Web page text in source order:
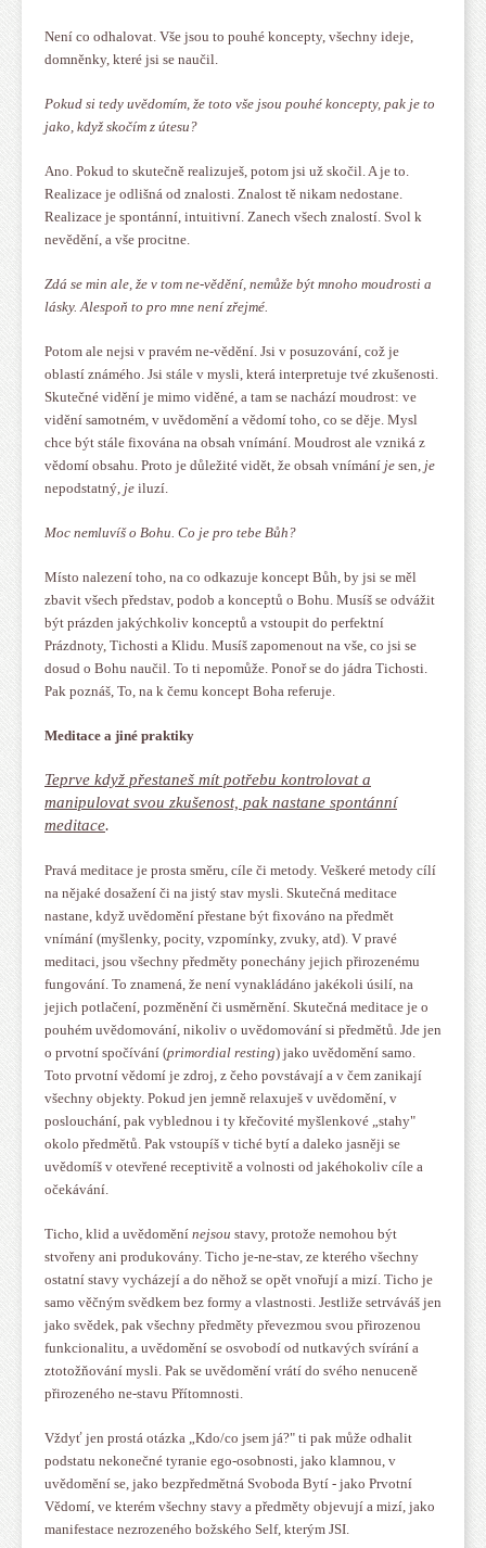
Není co odhalovat. Vše jsou to pouhé koncepty, všechny ideje,
domněnky, které jsi se naučil.
Pokud si tedy uvědomím, že toto vše jsou pouhé koncepty, pak je to
jako, když skočím z útesu?
Ano. Pokud to skutečně realizuješ, potom jsi už skočil. A je to.
Realizace je odlišná od znalosti. Znalost tě nikam nedostane.
Realizace je spontánní, intuitivní. Zanech všech znalostí. Svol k
nevědění, a vše procitne.
Zdá se min ale, že v tom ne-vědění, nemůže být mnoho moudrosti a
lásky. Alespoň to pro mne není zřejmé.
Potom ale nejsi v pravém ne-vědění. Jsi v posuzování, což je
oblastí známého. Jsi stále v mysli, která interpretuje tvé zkušenosti.
Skutečné vidění je mimo viděné, a tam se nachází moudrost: ve
vidění samotném, v uvědomění a vědomí toho, co se děje. Mysl
chce být stále fixována na obsah vnímání. Moudrost ale vzniká z
vědomí obsahu. Proto je důležité vidět, že obsah vnímání je sen, je
nepodstatný, je iluzí.
Moc nemluvíš o Bohu. Co je pro tebe Bůh?
Místo nalezení toho, na co odkazuje koncept Bůh, by jsi se měl
zbavit všech představ, podob a konceptů o Bohu. Musíš se odvážit
být prázden jakýchkoliv konceptů a vstoupit do perfektní
Prázdnoty, Tichosti a Klidu. Musíš zapomenout na vše, co jsi se
dosud o Bohu naučil. To ti nepomůže. Ponoř se do jádra Tichosti.
Pak poznáš, To, na k čemu koncept Boha referuje.
Meditace a jiné praktiky
Teprve když přestaneš mít potřebu kontrolovat a
manipulovat svou zkušenost, pak nastane spontánní
meditace.
Pravá meditace je prosta směru, cíle či metody. Veškeré metody cílí
na nějaké dosažení či na jistý stav mysli. Skutečná meditace
nastane, když uvědomění přestane být fixováno na předmět
vnímání (myšlenky, pocity, vzpomínky, zvuky, atd). V pravé
meditaci, jsou všechny předměty ponechány jejich přirozenému
fungování. To znamená, že není vynakládáno jakékoli úsilí, na
jejich potlačení, pozměnění či usměrnění. Skutečná meditace je o
pouhém uvědomování, nikoliv o uvědomování si předmětů. Jde jen
o prvotní spočívání (primordial resting) jako uvědomění samo.
Toto prvotní vědomí je zdroj, z čeho povstávají a v čem zanikají
všechny objekty. Pokud jen jemně relaxuješ v uvědomění, v
poslouchání, pak vyblednou i ty křečovité myšlenkové „stahy"
okolo předmětů. Pak vstoupíš v tiché bytí a daleko jasněji se
uvědomíš v otevřené receptivitě a volnosti od jakéhokoliv cíle a
očekávání.
Ticho, klid a uvědomění nejsou stavy, protože nemohou být
stvořeny ani produkovány. Ticho je-ne-stav, ze kterého všechny
ostatní stavy vycházejí a do něhož se opět vnořují a mizí. Ticho je
samo věčným svědkem bez formy a vlastnosti. Jestliže setrváváš jen
jako svědek, pak všechny předměty převezmou svou přirozenou
funkcionalitu, a uvědomění se osvobodí od nutkavých svírání a
ztotožňování mysli. Pak se uvědomění vrátí do svého nenuceně
přirozeného ne-stavu Přítomnosti.
Vždyť jen prostá otázka „Kdo/co jsem já?" ti pak může odhalit
podstatu nekonečné tyranie ego-osobnosti, jako klamnou, v
uvědomění se, jako bezpředmětná Svoboda Bytí - jako Prvotní
Vědomí, ve kterém všechny stavy a předměty objevují a mizí, jako
manifestace nezrozeného božského Self, kterým JSI.